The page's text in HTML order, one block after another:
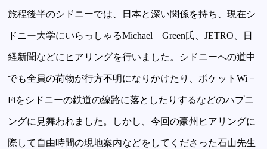
旅程後半のシドニーでは、日本と深い関係を持ち、現在シ
ドニー大学にいらっしゃるMichael Green氏、JETRO、日
経新聞などにヒアリングを行いました。シドニーへの道中
でも全員の荷物が行方不明になりかけたり、ポケットWi－
Fiをシドニーの鉄道の線路に落としたりするなどのハプニ
ングに見舞われました。しかし、今回の豪州ヒアリングに
際して自由時間の現地案内などをしてくださった石山先生